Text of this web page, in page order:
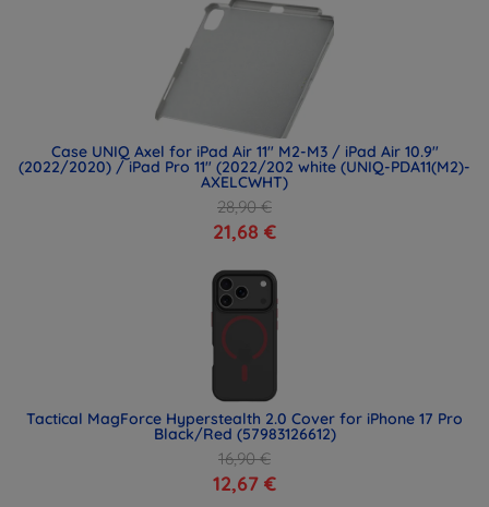
Case UNIQ Axel for iPad Air 11" M2-M3 / iPad Air 10.9"
(2022/2020) / iPad Pro 11" (2022/202 white (UNIQ-PDA11(M2)-
AXELCWHT)
28,90 €
21,68 €
Tactical MagForce Hyperstealth 2.0 Cover for iPhone 17 Pro
Black/Red (57983126612)
16,90 €
12,67 €